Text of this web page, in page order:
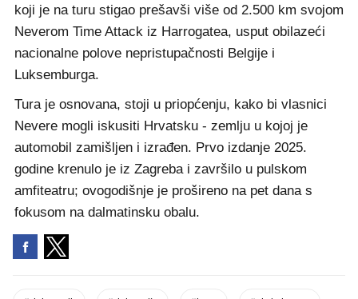
koji je na turu stigao prešavši više od 2.500 km svojom
Neverom Time Attack iz Harrogatea, usput obilazeći
nacionalne polove nepristupačnosti Belgije i
Luksemburga.
Tura je osnovana, stoji u priopćenju, kako bi vlasnici
Nevere mogli iskusiti Hrvatsku - zemlju u kojoj je
automobil zamišljen i izrađen. Prvo izdanje 2025.
godine krenulo je iz Zagreba i završilo u pulskom
amfiteatru; ovogodišnje je prošireno na pet dana s
fokusom na dalmatinsku obalu.